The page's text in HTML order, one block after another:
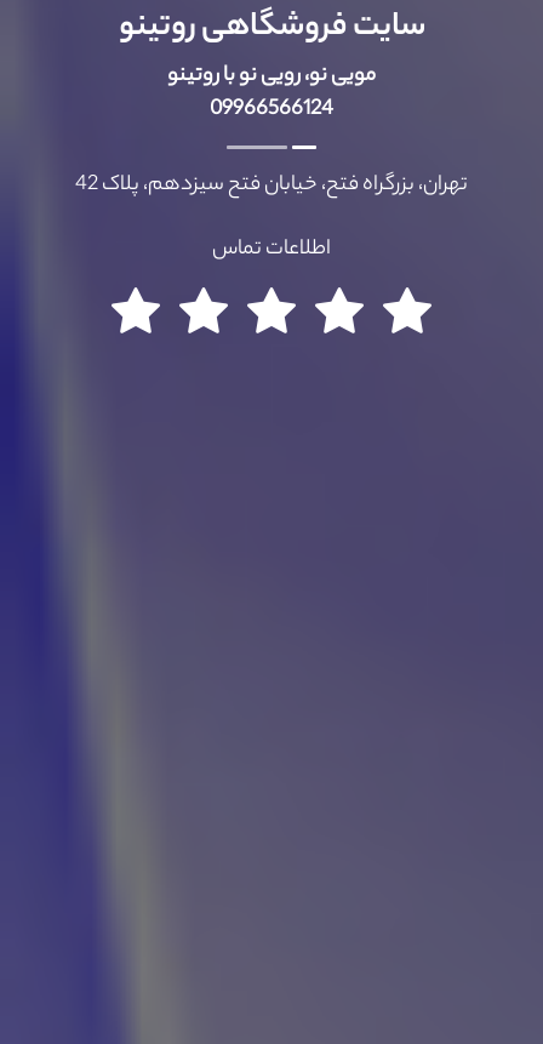
سایت فروشگاهی روتینو
مویی نو، رویی نو با روتینو
09966566124
تهران، بزرگراه فتح، خیابان فتح سیزدهم، پلاک 42
اطلاعات تماس